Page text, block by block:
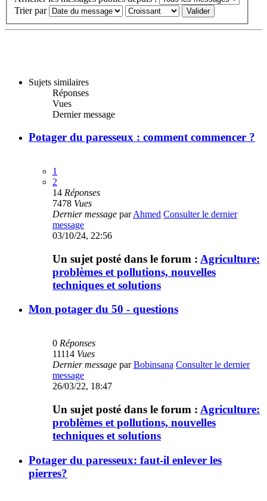
Trier par
Sujets similaires
Réponses
Vues
Dernier message
Potager du paresseux : comment commencer ?
1
2
14 Réponses
7478 Vues
Dernier message parAhmed Consulter le dernier
message
03/10/24, 22:56
Un sujet posté dans le forum : Agriculture:
problèmes et pollutions, nouvelles
techniques et solutions
Mon potager du 50 - questions
0 Réponses
11114 Vues
Dernier message parBobinsana Consulter le dernier
message
26/03/22, 18:47
Un sujet posté dans le forum : Agriculture:
problèmes et pollutions, nouvelles
techniques et solutions
Potager du paresseux: faut-il enlever les
pierres?